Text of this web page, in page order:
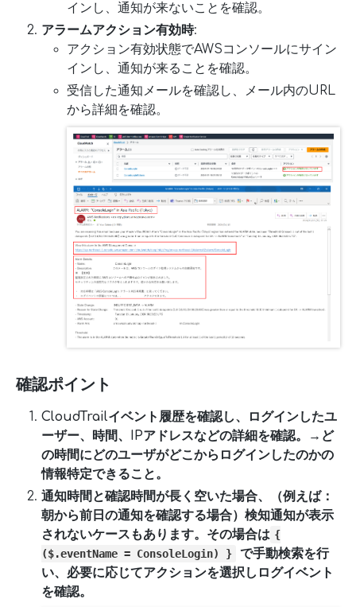
インし、通知が来ないことを確認。
アラームアクション有効時:
アクション有効状態でAWSコンソールにサイン
インし、通知が来ることを確認。
受信した通知メールを確認し、メール内のURL
から詳細を確認。
確認ポイント
CloudTrailイベント履歴を確認し、ログインしたユ
ーザー、時間、IPアドレスなどの詳細を確認。→ど
の時間にどのユーザがどこからログインしたのかの
情報特定できること。
通知時間と確認時間が長く空いた場合、（例えば：
朝から前日の通知を確認する場合）検知通知が表示
されないケースもあります。その場合は {
($.eventName = ConsoleLogin) }
で手動検索を行
い、必要に応じてアクションを選択しログイベント
を確認。